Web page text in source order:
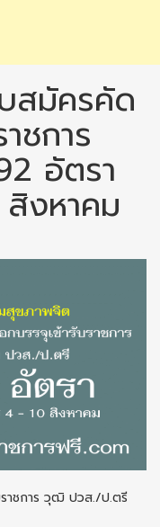
สมัครคัด
ชการ
อัตรา
งหาคม
ราชการ วุฒิ ปวส./ป.ตรี